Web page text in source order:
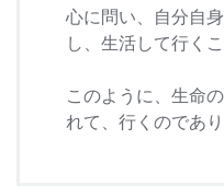
心に問い、自分自
し、生活して行くこ
このように、生命
れて、行くのであり